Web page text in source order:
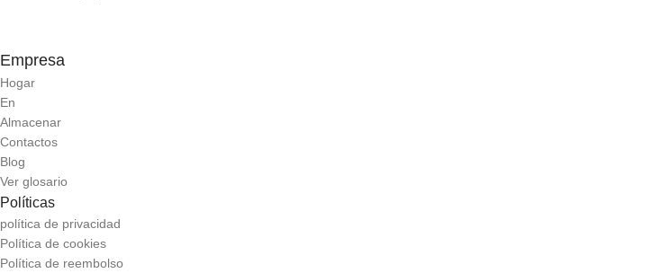
Empresa
Hogar
En
Almacenar
Contactos
Blog
Ver glosario
Políticas
política de privacidad
Política de cookies
Política de reembolso